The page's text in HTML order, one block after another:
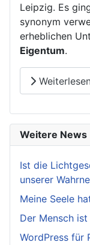
Leipzig. Es
synonym
erheblichen
Eigentum.
Weitere News
Ist die
unserer
Meine Seele
Der Mensch
WordPress für